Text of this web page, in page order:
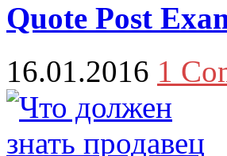
Quote Post
16.01.2016 1